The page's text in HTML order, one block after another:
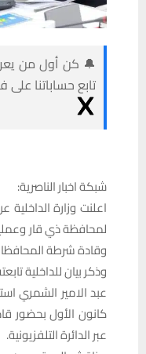
🔔 كن أول من
تابع حساباتنا
شبكة اخبار الناصرية:
اعلنت وزارة
لمحافظة ذي قار
وقادة شرطة المحافظات
وذكر بيان للداخلية
عبد الامير الشمري
كانون الأول بحضور
عبر الدائرة التلفزيونية.